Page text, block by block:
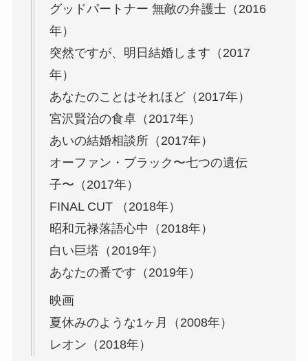
グッドパートナー 無敵の弁護士（2016
年）
突然ですが、明日結婚します（2017
年）
あなたのことはそれほど（2017年）
宮沢賢治の食卓（2017年）
あいの結婚相談所（2017年）
オーファン・ブラック〜七つの遺伝
子〜（2017年）
FINAL CUT （2018年）
昭和元禄落語心中（2018年）
白い巨塔（2019年）
あなたの番です（2019年）
映画
夏休みのような1ヶ月（2008年）
レオン（2018年）